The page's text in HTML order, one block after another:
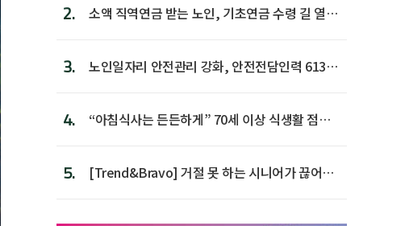
2.
소액 직역연금 받는 노인, 기초연금 수령 길 열린
3.
노인일자리 안전관리 강화, 안전전담인력 613명
4.
“아침식사는 든든하게” 70세 이상 식생활 점수
5.
[Trend&Bravo] 거절 못 하는 시니어가 끊어야